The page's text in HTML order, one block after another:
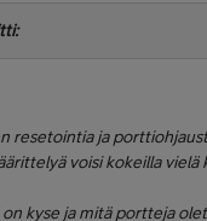
resetointia ja
voisi kokeilla vielä
on kyse ja mitä portteja